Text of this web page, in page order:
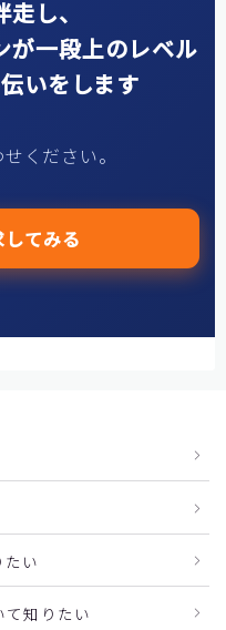
し、
が一段上のレベル
いをします
ください。
てみる
い
て知りたい